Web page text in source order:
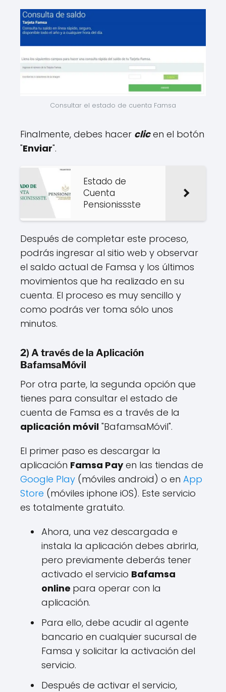
Consultar el estado de cuenta Famsa
Finalmente, debes hacer clic en el botón
"Enviar".
Estado de
Cuenta
Pensionissste
Después de completar este proceso,
podrás ingresar al sitio web y observar
el saldo actual de Famsa y los últimos
movimientos que ha realizado en su
cuenta. El proceso es muy sencillo y
como podrás ver toma sólo unos
minutos.
2) A través de la Aplicación
BafamsaMóvil
Por otra parte, la segunda opción que
tienes para consultar el estado de
cuenta de Famsa es a través de la
aplicación móvil "BafamsaMóvil".
El primer paso es descargar la
aplicación Famsa Payen las tiendas de
Google Play (móviles android) o en App
Store (móviles iphone iOS). Este servicio
es totalmente gratuito.
Ahora, una vez descargada e
instala la aplicación debes abrirla,
pero previamente deberás tener
activado el servicio Bafamsa
online para operar con la
aplicación.
Para ello, debe acudir al agente
bancario en cualquier sucursal de
Famsa y solicitar la activación del
servicio.
Después de activar el servicio,